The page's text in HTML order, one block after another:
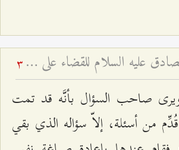
دستور الإمام الصادق عليه السلام للقضاء على الفرعونية 3
صاحب السؤال بأنَّه قد تمت
من أسئلة، إلاّ سؤاله الذي بقي